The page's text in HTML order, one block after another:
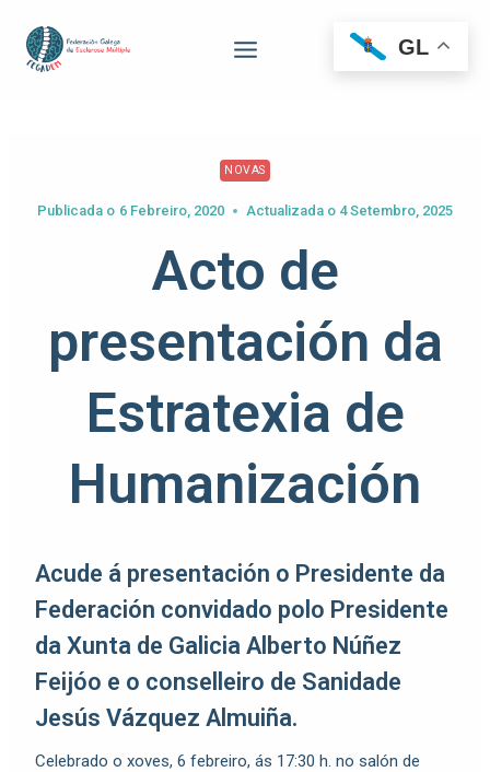
NOVAS
Publicada o 6 Febreiro, 2020 Actualizada o 4 Setembro, 2025
Acto de
presentación da
Estratexia de
Humanización
Acude á presentación o Presidente da
Federación convidado polo Presidente
da Xunta de Galicia Alberto Núñez
Feijóo e o conselleiro de Sanidade
Jesús Vázquez Almuiña.
Celebrado o xoves, 6 febreiro, ás 17:30 h. no salón de
GL